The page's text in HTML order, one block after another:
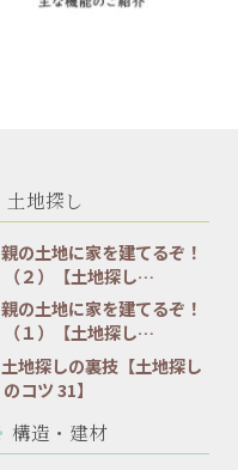
土地探し
親の土地に家を建てるぞ！
（２）【土地探し…
親の土地に家を建てるぞ！
（１）【土地探し…
土地探しの裏技【土地探し
のコツ 31】
構造・建材